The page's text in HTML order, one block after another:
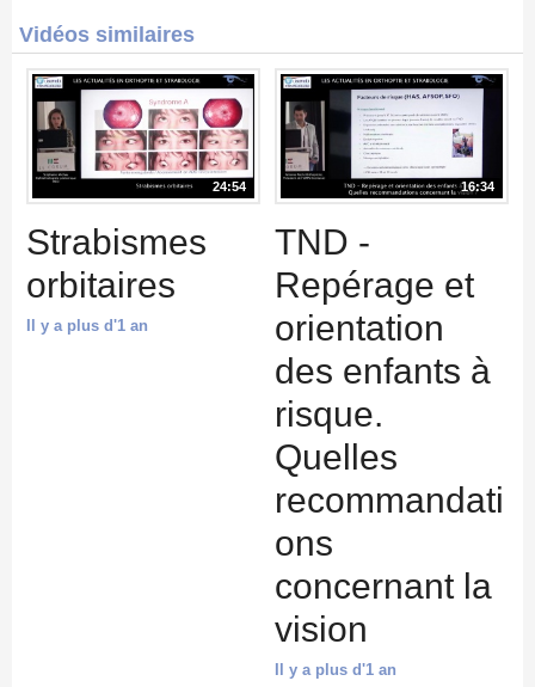
Vidéos similaires
24:54
Strabismes
orbitaires
Il y a plus d'1 an
16:34
TND -
Repérage et
orientation
des enfants à
risque.
Quelles
recommandati
ons
concernant la
vision
Il y a plus d'1 an